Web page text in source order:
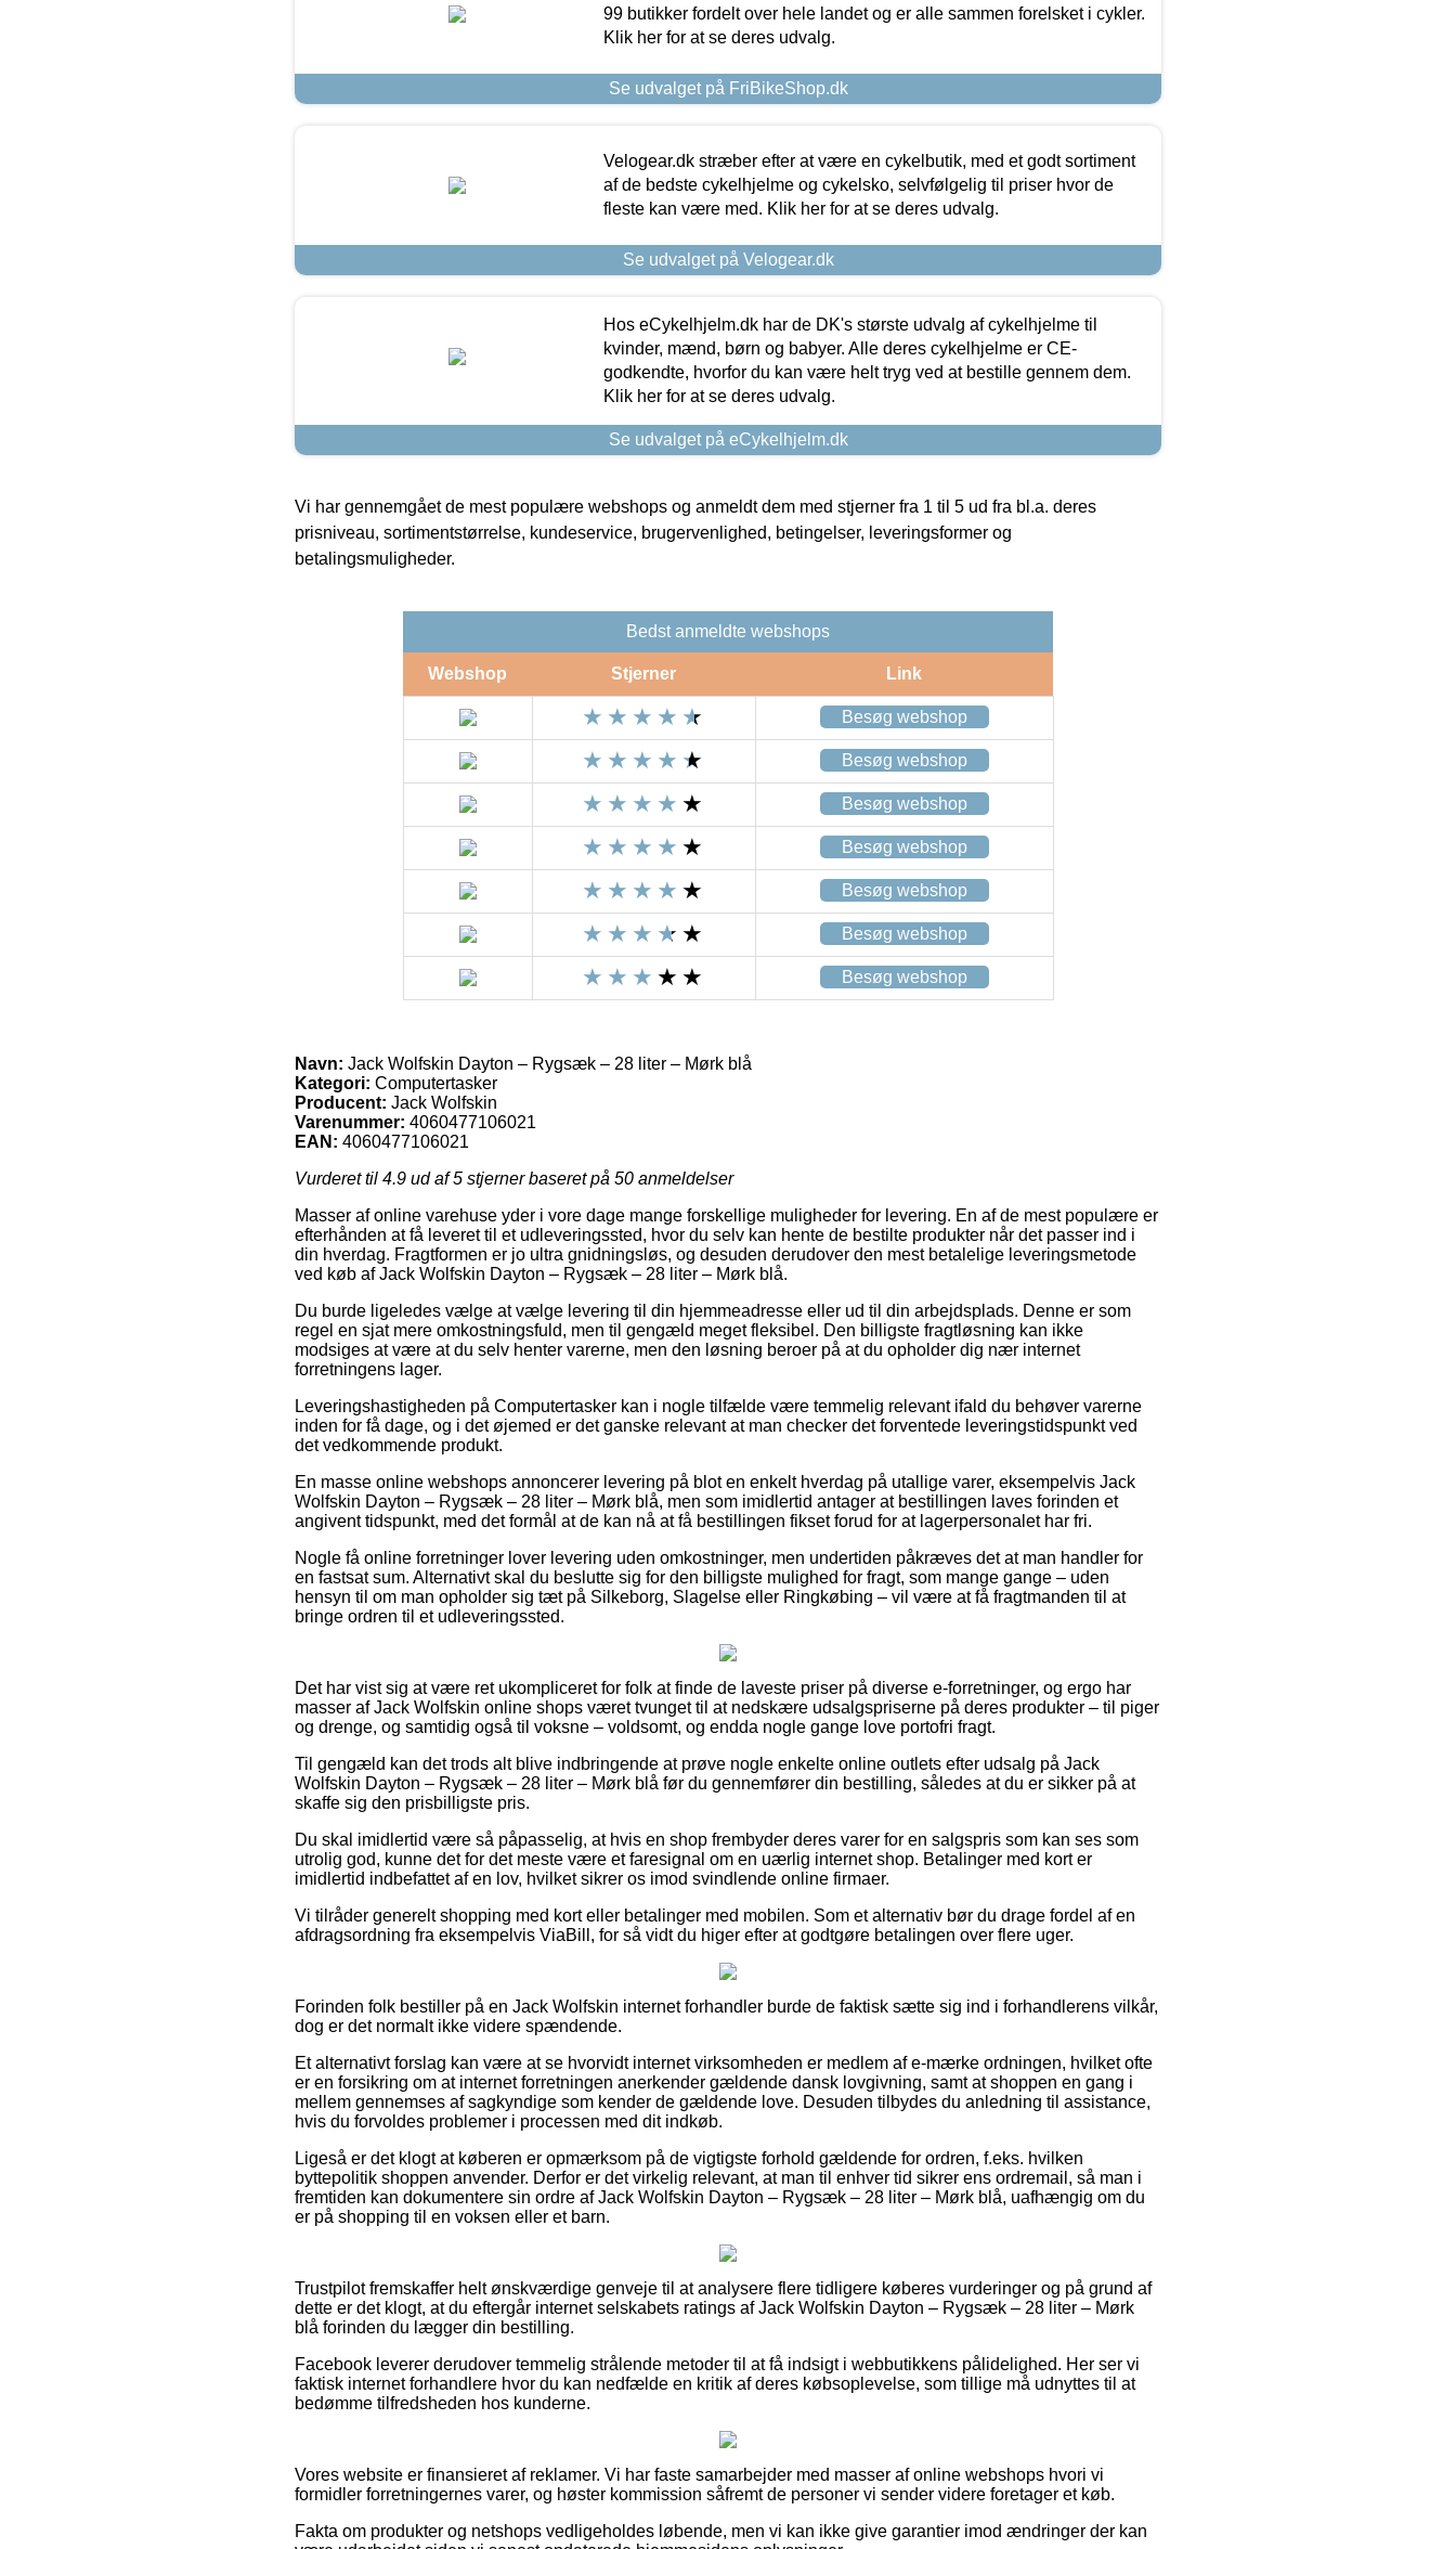
99 butikker fordelt over hele landet og er alle sammen forelsket i cykler.
Klik her for at se deres udvalg.
Se udvalget på FriBikeShop.dk
Velogear.dk stræber efter at være en cykelbutik, med et godt sortiment
af de bedste cykelhjelme og cykelsko, selvfølgelig til priser hvor de
fleste kan være med. Klik her for at se deres udvalg.
Se udvalget på Velogear.dk
Hos eCykelhjelm.dk har de DK's største udvalg af cykelhjelme til
kvinder, mænd, børn og babyer. Alle deres cykelhjelme er CE-
godkendte, hvorfor du kan være helt tryg ved at bestille gennem dem.
Klik her for at se deres udvalg.
Se udvalget på eCykelhjelm.dk
Vi har gennemgået de mest populære webshops og anmeldt dem med stjerner fra 1 til 5 ud fra bl.a. deres
prisniveau, sortimentstørrelse, kundeservice, brugervenlighed, betingelser, leveringsformer og
betalingsmuligheder.
Bedst anmeldte webshops
Webshop Stjerner Link
Besøg webshop
Besøg webshop
Besøg webshop
Besøg webshop
Besøg webshop
Besøg webshop
Besøg webshop
Navn: Jack Wolfskin Dayton – Rygsæk – 28 liter – Mørk blå
Kategori: Computertasker
Producent: Jack Wolfskin
Varenummer: 4060477106021
EAN: 4060477106021
Vurderet til 4.9 ud af 5 stjerner baseret på 50 anmeldelser
Masser af online varehuse yder i vore dage mange forskellige muligheder for levering. En af de mest populære er
efterhånden at få leveret til et udleveringssted, hvor du selv kan hente de bestilte produkter når det passer ind i
din hverdag. Fragtformen er jo ultra gnidningsløs, og desuden derudover den mest betalelige leveringsmetode
ved køb af Jack Wolfskin Dayton – Rygsæk – 28 liter – Mørk blå.
Du burde ligeledes vælge at vælge levering til din hjemmeadresse eller ud til din arbejdsplads. Denne er som
regel en sjat mere omkostningsfuld, men til gengæld meget fleksibel. Den billigste fragtløsning kan ikke
modsiges at være at du selv henter varerne, men den løsning beroer på at du opholder dig nær internet
forretningens lager.
Leveringshastigheden på Computertasker kan i nogle tilfælde være temmelig relevant ifald du behøver varerne
inden for få dage, og i det øjemed er det ganske relevant at man checker det forventede leveringstidspunkt ved
det vedkommende produkt.
En masse online webshops annoncerer levering på blot en enkelt hverdag på utallige varer, eksempelvis Jack
Wolfskin Dayton – Rygsæk – 28 liter – Mørk blå, men som imidlertid antager at bestillingen laves forinden et
angivent tidspunkt, med det formål at de kan nå at få bestillingen fikset forud for at lagerpersonalet har fri.
Nogle få online forretninger lover levering uden omkostninger, men undertiden påkræves det at man handler for
en fastsat sum. Alternativt skal du beslutte sig for den billigste mulighed for fragt, som mange gange – uden
hensyn til om man opholder sig tæt på Silkeborg, Slagelse eller Ringkøbing – vil være at få fragtmanden til at
bringe ordren til et udleveringssted.
Det har vist sig at være ret ukompliceret for folk at finde de laveste priser på diverse e-forretninger, og ergo har
masser af Jack Wolfskin online shops været tvunget til at nedskære udsalgspriserne på deres produkter – til piger
og drenge, og samtidig også til voksne – voldsomt, og endda nogle gange love portofri fragt.
Til gengæld kan det trods alt blive indbringende at prøve nogle enkelte online outlets efter udsalg på Jack
Wolfskin Dayton – Rygsæk – 28 liter – Mørk blå før du gennemfører din bestilling, således at du er sikker på at
skaffe sig den prisbilligste pris.
Du skal imidlertid være så påpasselig, at hvis en shop frembyder deres varer for en salgspris som kan ses som
utrolig god, kunne det for det meste være et faresignal om en uærlig internet shop. Betalinger med kort er
imidlertid indbefattet af en lov, hvilket sikrer os imod svindlende online firmaer.
Vi tilråder generelt shopping med kort eller betalinger med mobilen. Som et alternativ bør du drage fordel af en
afdragsordning fra eksempelvis ViaBill, for så vidt du higer efter at godtgøre betalingen over flere uger.
Forinden folk bestiller på en Jack Wolfskin internet forhandler burde de faktisk sætte sig ind i forhandlerens vilkår,
dog er det normalt ikke videre spændende.
Et alternativt forslag kan være at se hvorvidt internet virksomheden er medlem af e-mærke ordningen, hvilket ofte
er en forsikring om at internet forretningen anerkender gældende dansk lovgivning, samt at shoppen en gang i
mellem gennemses af sagkyndige som kender de gældende love. Desuden tilbydes du anledning til assistance,
hvis du forvoldes problemer i processen med dit indkøb.
Ligeså er det klogt at køberen er opmærksom på de vigtigste forhold gældende for ordren, f.eks. hvilken
byttepolitik shoppen anvender. Derfor er det virkelig relevant, at man til enhver tid sikrer ens ordremail, så man i
fremtiden kan dokumentere sin ordre af Jack Wolfskin Dayton – Rygsæk – 28 liter – Mørk blå, uafhængig om du
er på shopping til en voksen eller et barn.
Trustpilot fremskaffer helt ønskværdige genveje til at analysere flere tidligere køberes vurderinger og på grund af
dette er det klogt, at du eftergår internet selskabets ratings af Jack Wolfskin Dayton – Rygsæk – 28 liter – Mørk
blå forinden du lægger din bestilling.
Facebook leverer derudover temmelig strålende metoder til at få indsigt i webbutikkens pålidelighed. Her ser vi
faktisk internet forhandlere hvor du kan nedfælde en kritik af deres købsoplevelse, som tillige må udnyttes til at
bedømme tilfredsheden hos kunderne.
Vores website er finansieret af reklamer. Vi har faste samarbejder med masser af online webshops hvori vi
formidler forretningernes varer, og høster kommission såfremt de personer vi sender videre foretager et køb.
Fakta om produkter og netshops vedligeholdes løbende, men vi kan ikke give garantier imod ændringer der kan